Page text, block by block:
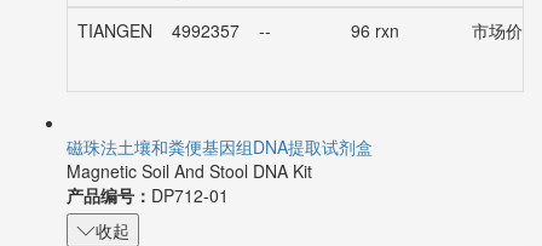
TIANGEN
4992357 -- 96 rxn 市场价
磁珠法土壤和粪便基因组DNA提取试剂盒
Magnetic Soil And Stool DNA Kit
产品编号： DP712-01
收起